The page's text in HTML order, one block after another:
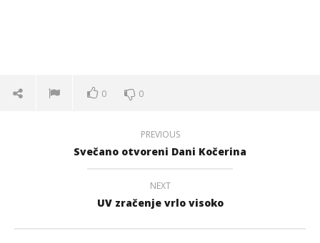
0 0
PREVIOUS
Svečano otvoreni Dani Kočerina
NEXT
UV zračenje vrlo visoko